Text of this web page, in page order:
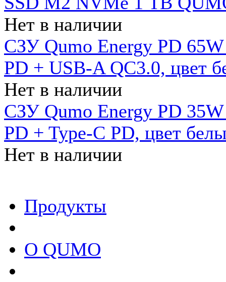
Нет в наличии
СЗУ Qumo Energy PD
PD + USB-A QC3.0, цвет
Нет в наличии
СЗУ Qumo Energy PD
PD + Type-C PD, цвет
Нет в наличии
Продукты
О QUMO